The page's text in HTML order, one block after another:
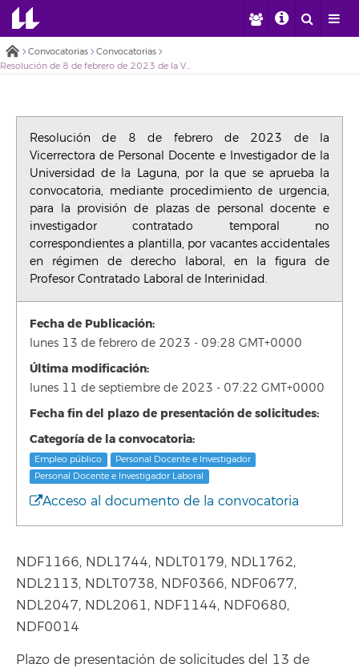
Convocatorias
Convocatorias
Resolución de 8 de febrero de 2023 de la Vicerrectora de Personal Docente e Investigador de la Universidad de la Laguna, por la que se aprueba la convocatoria, mediante procedimiento de urgencia, para la provisión de plazas de personal docente e investigador contratado temporal no correspondientes a plantilla, por vacantes accidentales en régimen de derecho laboral, en la figura de Profesor Contratado Laboral de Interinidad.
Resolución de 8 de febrero de 2023 de la
Vicerrectora de Personal Docente e Investigador de la
Universidad de la Laguna, por la que se aprueba la
convocatoria, mediante procedimiento de urgencia,
para la provisión de plazas de personal docente e
investigador contratado temporal no
correspondientes a plantilla, por vacantes accidentales
en régimen de derecho laboral, en la figura de
Profesor Contratado Laboral de Interinidad.
Fecha de Publicación:
lunes 13 de febrero de 2023 - 09:28 GMT+0000
Última modificación:
lunes 11 de septiembre de 2023 - 07:22 GMT+0000
Fecha fin del plazo de presentación de solicitudes:
Categoría de la convocatoria:
Empleo público
Personal Docente e Investigador
Personal Docente e Investigador Laboral
Acceso al documento de la convocatoria
NDF1166, NDL1744, NDLT0179, NDL1762,
NDL2113, NDLT0738, NDF0366, NDF0677,
NDL2047, NDL2061, NDF1144, NDF0680,
NDF0014
Plazo de presentación de solicitudes del 13 de